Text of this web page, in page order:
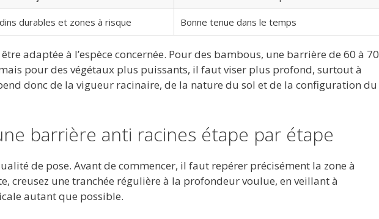
durables et zones à risque Bonne tenue dans le temps
adaptée à l’espèce concernée. Pour des bambous, une barrière de 60 à 70
pour des végétaux plus puissants, il faut viser plus profond, surtout à
donc de la vigueur racinaire, de la nature du sol et de la configuration du
barrière anti racines étape par étape
de pose. Avant de commencer, il faut repérer précisément la zone à
creusez une tranchée régulière à la profondeur voulue, en veillant à
autant que possible.